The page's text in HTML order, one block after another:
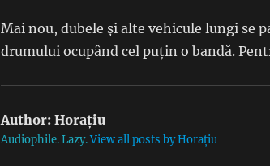
Mai nou, dubele și alte vehicule lungi se
drumului ocupând cel puțin o bandă.
Author:Horațiu
Audiophile. Lazy.View all posts by Horațiu